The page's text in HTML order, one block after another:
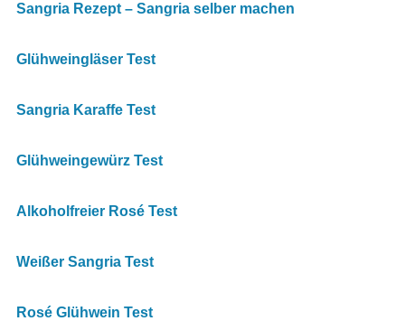
Sangria Rezept – Sangria selber machen
Glühweingläser Test
Sangria Karaffe Test
Glühweingewürz Test
Alkoholfreier Rosé Test
Weißer Sangria Test
Rosé Glühwein Test